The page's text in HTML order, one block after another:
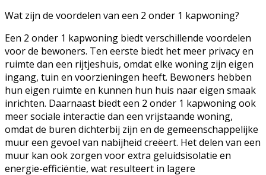
Wat zijn de voordelen van een 2 onder 1 kapwoning?
Een 2 onder 1 kapwoning biedt verschillende voordelen
voor de bewoners. Ten eerste biedt het meer privacy en
ruimte dan een rijtjeshuis, omdat elke woning zijn eigen
ingang, tuin en voorzieningen heeft. Bewoners hebben
hun eigen ruimte en kunnen hun huis naar eigen smaak
inrichten. Daarnaast biedt een 2 onder 1 kapwoning ook
meer sociale interactie dan een vrijstaande woning,
omdat de buren dichterbij zijn en de gemeenschappelijke
muur een gevoel van nabijheid creëert. Het delen van een
muur kan ook zorgen voor extra geluidsisolatie en
energie-efficiëntie, wat resulteert in lagere